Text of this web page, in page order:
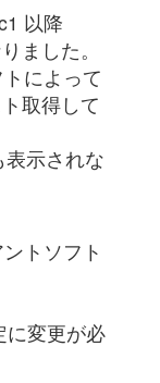
以降
ました。
によって
取得して
示されな
トソフト
変更が必